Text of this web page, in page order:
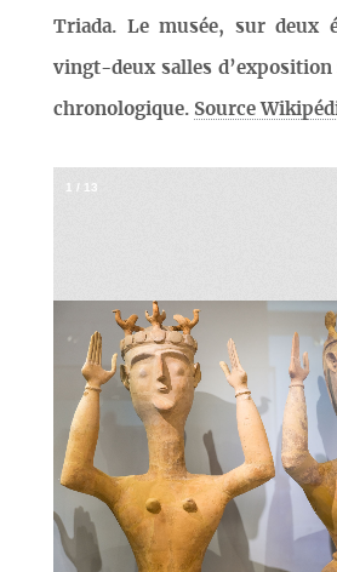
Triada. Le musée, sur deux
vingt-deux salles
chronologique. Source
1 / 13